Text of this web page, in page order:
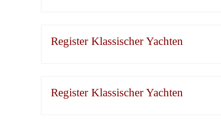
Register Klassischer Yachten
Register Klassischer Yachten